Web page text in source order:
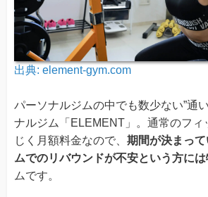
出典: element-gym.com
パーソナルジムの中でも数少ない”通
ナルジム「ELEMENT」。通常のフィ
じく月額料金なので、 期間が決まっ
ムでのリバウンドが不安という方に
ムです。